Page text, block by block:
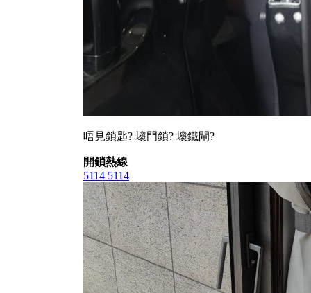
唔見鎖匙? 壞門鎖? 壞鐵閘?
開鎖熱線
5114 5114